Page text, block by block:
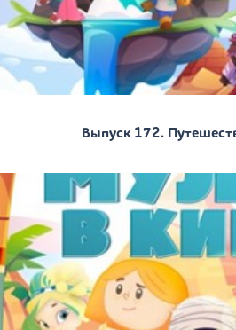
Выпуск 172.